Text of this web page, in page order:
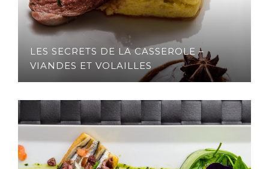
LES SECRETS DE LA CASSEROLE –
VIANDES ET VOLAILLES